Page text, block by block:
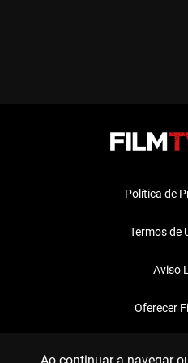
Política de
Termos de
Aviso
Oferecer